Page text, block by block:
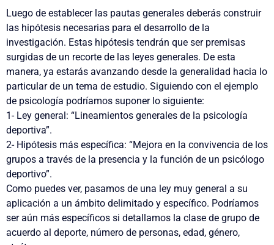
Luego de establecer las pautas generales deberás construir
las hipótesis necesarias para el desarrollo de la
investigación. Estas hipótesis tendrán que ser premisas
surgidas de un recorte de las leyes generales. De esta
manera, ya estarás avanzando desde la generalidad hacia lo
particular de un tema de estudio. Siguiendo con el ejemplo
de psicología podríamos suponer lo siguiente:
1- Ley general: “Lineamientos generales de la psicología
deportiva”.
2- Hipótesis más específica: “Mejora en la convivencia de los
grupos a través de la presencia y la función de un psicólogo
deportivo”.
Como puedes ver, pasamos de una ley muy general a su
aplicación a un ámbito delimitado y específico. Podríamos
ser aún más específicos si detallamos la clase de grupo de
acuerdo al deporte, número de personas, edad, género,